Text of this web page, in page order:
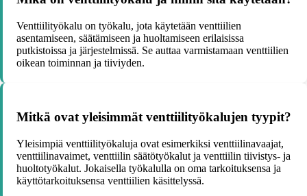
Venttiilityökalu on työkalu, jota käytetään venttiilien
asentamiseen, säätämiseen ja huoltamiseen erilaisissa
putkistoissa ja järjestelmissä. Se auttaa varmistamaan venttiilien
oikean toiminnan ja tiiviyden.
Mitkä ovat yleisimmät venttiilityökalujen tyypit?
Yleisimpiä venttiilityökaluja ovat esimerkiksi venttiilinavaajat,
venttiilinavaimet, venttiilin säätötyökalut ja venttiilin tiivistys- ja
huoltotyökalut. Jokaisella työkalulla on oma tarkoituksensa ja
käyttötarkoituksensa venttiilien käsittelyssä.